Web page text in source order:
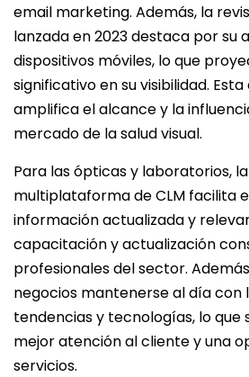
email marketing. Además, la
lanzada en 2023 destaca por su
dispositivos móviles, lo que
significativo en su visibilidad.
amplifica el alcance y la
mercado de la salud visual.
Para las ópticas y laboratorios,
multiplataforma de CLM facilita
información actualizada y
capacitación y actualización
profesionales del sector.
negocios mantenerse al día con
tendencias y tecnologías, lo que
mejor atención al cliente y una
servicios.